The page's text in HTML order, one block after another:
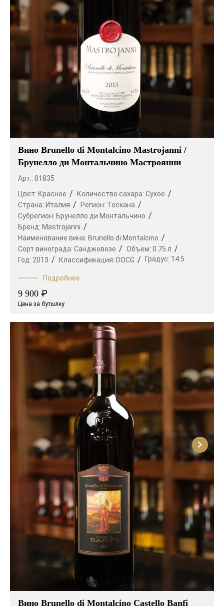
Вино Brunello di Montalcino Mastrojanni /
Брунелло ди Монтальчино Мастроянни
Арт.: 01835
Цвет: Красное Количество сахара: Сухое
Страна: Италия Регион: Тоскана
Субрегион: Брунелло ди Монтальчино
Бренд: Mastrojanni
Наименование вина: Brunello di Montalcino
Сорт винограда: Санджовезе Объем: 0.75 л
Год: 2013 Классификация: DOCG Градус: 14.5
Подробнее
9 900 ₽
Цена за бутылку
Вино Brunello di Montalcino Castello Banfi